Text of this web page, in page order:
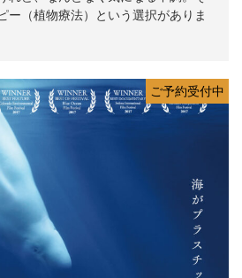
ー（植物療法）という選択がありま
ご予約受付中